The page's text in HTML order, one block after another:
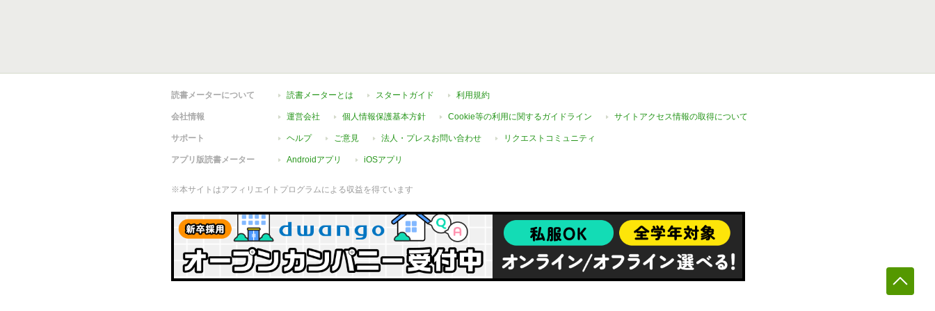
読書メーターについて 読書メーターとは スタートガイド 利用規約
会社情報 運営会社 個人情報保護基本方針 Cookie等の利用に関するガイドライン サイトアクセス情報の取得について
サポート ヘルプ ご意見 法人・プレスお問い合わせ リクエストコミュニティ
アプリ版読書メーター Androidアプリ iOSアプリ
※本サイトはアフィリエイトプログラムによる収益を得ています